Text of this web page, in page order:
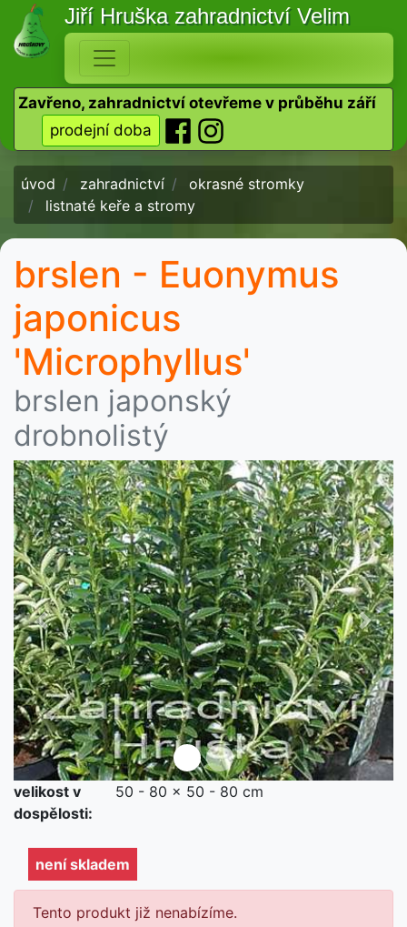
Jiří Hruška zahradnictví Velim
Zavřeno, zahradnictví otevřeme v průběhu září
prodejní doba
úvod zahradnictví
okrasné stromky
listnaté keře a stromy
brslen - Euonymus
japonicus
'Microphyllus'
brslen japonský
drobnolistý
Předchozí Další
velikost v
dospělosti:
50 - 80 x 50 - 80 cm
není skladem
Tento produkt již nenabízíme.